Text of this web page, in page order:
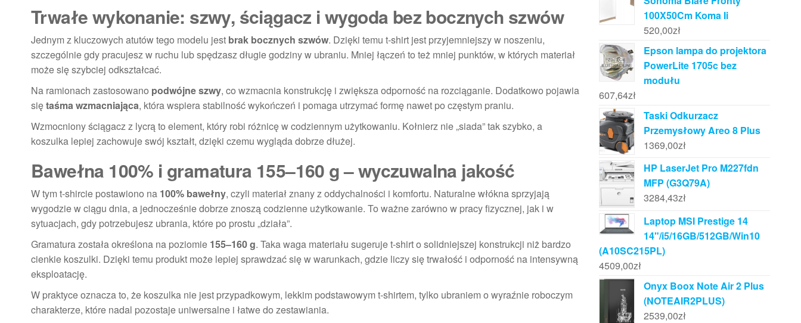
Trwałe wykonanie: szwy, ściągacz i wygoda bez bocznych szwów
Jednym z kluczowych atutów tego modelu jest brak bocznych szwów. Dzięki temu t-shirt jest przyjemniejszy w noszeniu,
szczególnie gdy pracujesz w ruchu lub spędzasz długie godziny w ubraniu. Mniej łączeń to też mniej punktów, w których materiał
może się szybciej odkształcać.
Na ramionach zastosowano podwójne szwy, co wzmacnia konstrukcję i zwiększa odporność na rozciąganie. Dodatkowo pojawia
siętaśma wzmacniająca, która wspiera stabilność wykończeń i pomaga utrzymać formę nawet po częstym praniu.
Wzmocniony ściągacz z lycrą to element, który robi różnicę w codziennym użytkowaniu. Kołnierz nie „siada” tak szybko, a
koszulka lepiej zachowuje swój kształt, dzięki czemu wygląda dobrze dłużej.
Bawełna 100% i gramatura 155–160 g – wyczuwalna jakość
W tym t-shircie postawiono na 100% bawełny, czyli materiał znany z oddychalności i komfortu. Naturalne włókna sprzyjają
wygodzie w ciągu dnia, a jednocześnie dobrze znoszą codzienne użytkowanie. To ważne zarówno w pracy fizycznej, jak i w
sytuacjach, gdy potrzebujesz ubrania, które po prostu „działa”.
Gramatura została określona na poziomie 155–160 g. Taka waga materiału sugeruje t-shirt o solidniejszej konstrukcji niż bardzo
cienkie koszulki. Dzięki temu produkt może lepiej sprawdzać się w warunkach, gdzie liczy się trwałość i odporność na intensywną
eksploatację.
W praktyce oznacza to, że koszulka nie jest przypadkowym, lekkim podstawowym t-shirtem, tylko ubraniem o wyraźnie roboczym
charakterze, które nadal pozostaje uniwersalne i łatwe do zestawiania.
100X50Cm Koma Ii
520,00zł
Epson lampa do projektora
PowerLite 1705c bez
modułu
607,64zł
Taski Odkurzacz
Przemysłowy Areo 8 Plus
1369,00zł
HP LaserJet Pro M227fdn
MFP (G3Q79A)
3284,43zł
Laptop MSI Prestige 14
14"/i5/16GB/512GB/Win10
(A10SC215PL)
4509,00zł
Onyx Boox Note Air 2 Plus
(NOTEAIR2PLUS)
2539,00zł